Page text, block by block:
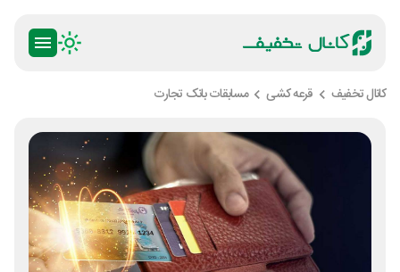
کانال تخفیف قرعه کشی مسابقات بانک تجارت